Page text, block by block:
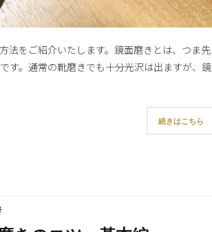
法をご紹介いたします。鏡面磨きとは、つま先
す。通常の靴磨きでも十分光沢は出ますが、鏡
続きはこちら